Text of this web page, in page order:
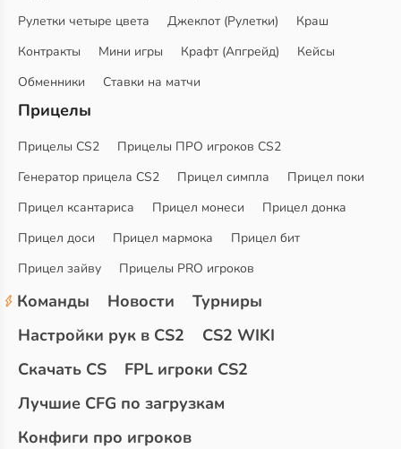
Рулетки четыре цвета
Джекпот (Рулетки)
Краш
Контракты
Мини игры Крафт (Апгрейд)
Кейсы
Обменники
Ставки на матчи
Прицелы
Прицелы CS2
Прицелы ПРО игроков CS2
Генератор прицела CS2
Прицел симпла
Прицел поки
Прицел ксантариса
Прицел монеси
Прицел донка
Прицел доси
Прицел мармока
Прицел бит
Прицел зайву
Прицелы PRO игроков
Команды Новости
Турниры
Настройки рук в CS2
CS2 WIKI
Скачать CS
FPL игроки CS2
Лучшие CFG по загрузкам
Конфиги про игроков